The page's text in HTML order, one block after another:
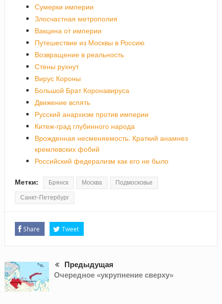
Сумерки империи
Злосчастная метрополия
Вакцина от империи
Путешествие из Москвы в Россию
Возвращение в реальность
Стены рухнут
Вирус Короны
Большой Брат Коронавируса
Движение вспять
Русский анархизм против империи
Китеж-град глубинного народа
Врожденная несменяемость. Краткий анамнез
кремлевских фобий
Российский федерализм как его не было
Метки: Брянск Москва Подмосковье
Санкт-Петербург
Share Tweet
Предыдущая
Очередное «укрупнение сверху»